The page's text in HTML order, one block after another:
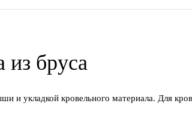
бруса
и укладкой кровельного материала. Для